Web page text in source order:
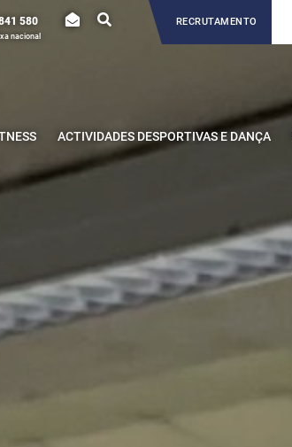
580
nacional
RECRUTAMENTO
ACTIVIDADES DESPORTIVAS E DANÇA